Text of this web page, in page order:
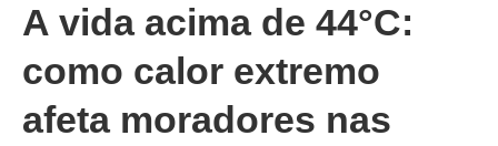
A vida acima de 44°C:
como calor extremo
afeta moradores nas